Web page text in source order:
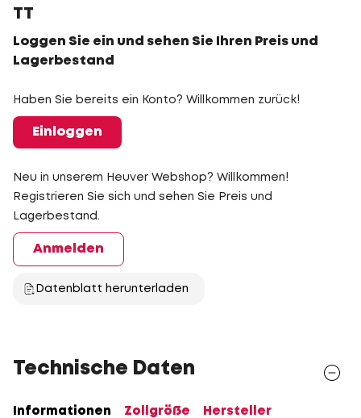
TT
Loggen Sie ein und sehen Sie Ihren Preis und
Lagerbestand
Haben Sie bereits ein Konto? Willkommen zurück!
Einloggen
Neu in unserem Heuver Webshop? Willkommen!
Registrieren Sie sich und sehen Sie Preis und
Lagerbestand.
Anmelden
Datenblatt herunterladen
Technische Daten
Informationen Zollgröße Hersteller